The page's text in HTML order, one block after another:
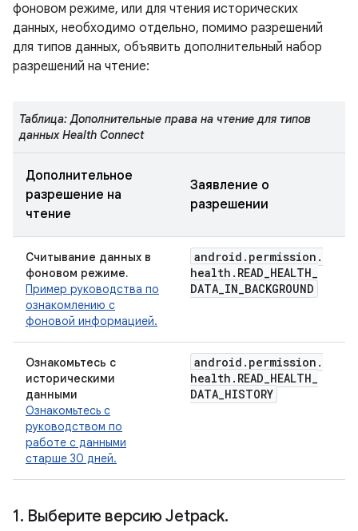
фоновом режиме, или для чтения исторических
данных, необходимо отдельно, помимо разрешений
для типов данных, объявить дополнительный набор
разрешений на чтение:
Таблица: Дополнительные права на чтение для типов
данных Health Connect
Дополнительное
разрешение на
чтение
Заявление о
разрешении
Считывание данных в
фоновом режиме.
Пример руководства по
ознакомлению с
фоновой информацией.
android . permission .
health . READ_HEALTH_
DATA_IN_BACKGROUND
Ознакомьтесь с
историческими
данными
Ознакомьтесь с
руководством по
работе с данными
старше 30 дней.
android . permission .
health . READ_HEALTH_
DATA_HISTORY
1. Выберите версию Jetpack.